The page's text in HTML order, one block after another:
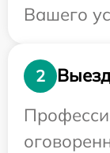
Вашего
2